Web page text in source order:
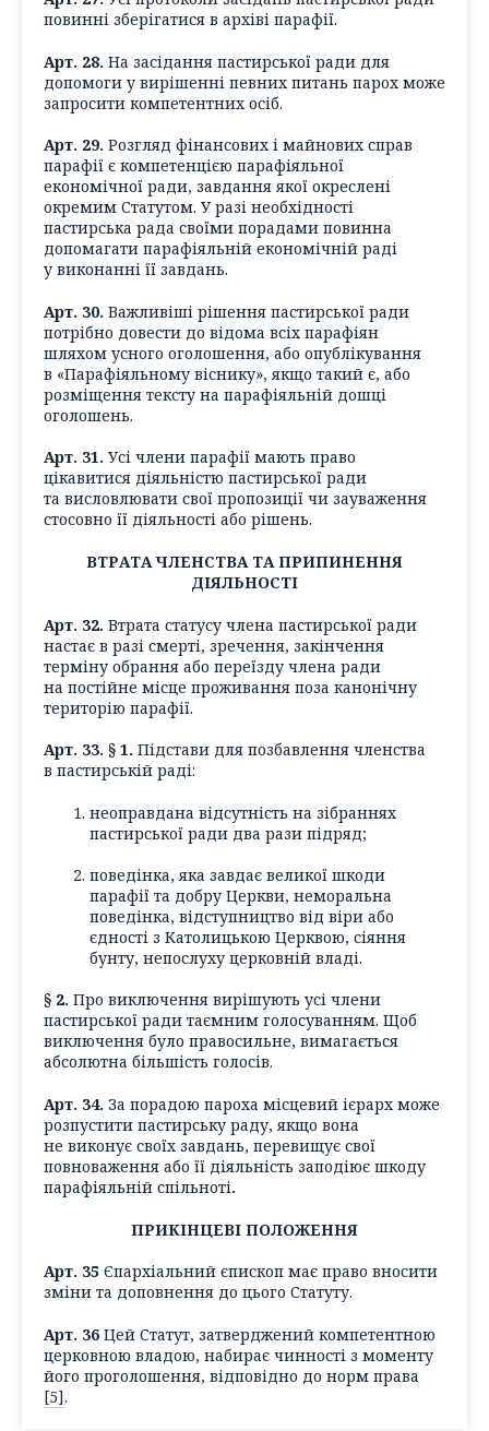
повинні зберігатися в архіві парафії.
Арт. 28. На засідання пастирської ради для
допомоги у вирішенні певних питань парох може
запросити компетентних осіб.
Арт. 29. Розгляд фінансових і майнових справ
парафії є компетенцією парафіяльної
економічної ради, завдання якої окреслені
окремим Статутом. У разі необхідності
пастирська рада своїми порадами повинна
допомагати парафіяльній економічній раді
у виконанні її завдань.
Арт. 30. Важливіші рішення пастирської ради
потрібно довести до відома всіх парафіян
шляхом усного оголошення, або опублікування
в «Парафіяльному віснику», якщо такий є, або
розміщення тексту на парафіяльній дошці
оголошень.
Арт. 31. Усі члени парафії мають право
цікавитися діяльністю пастирської ради
та висловлювати свої пропозиції чи зауваження
стосовно її діяльності або рішень.
ВТРАТА ЧЛЕНСТВА ТА ПРИПИНЕННЯ
ДІЯЛЬНОСТІ
Арт. 32. Втрата статусу члена пастирської ради
настає в разі смерті, зречення, закінчення
терміну обрання або переїзду члена ради
на постійне місце проживання поза канонічну
територію парафії.
Арт. 33. § 1. Підстави для позбавлення членства
в пастирській раді:
неоправдана відсутність на зібраннях
пастирської ради два рази підряд;
поведінка, яка завдає великої шкоди
парафії та добру Церкви, неморальна
поведінка, відступництво від віри або
єдності з Католицькою Церквою, сіяння
бунту, непослуху церковній владі.
§ 2. Про виключення вирішують усі члени
пастирської ради таємним голосуванням. Щоб
виключення було правосильне, вимагається
абсолютна більшість голосів.
Арт. 34. За порадою пароха місцевий ієрарх може
розпустити пастирську раду, якщо вона
не виконує своїх завдань, перевищує свої
повноваження або її діяльність заподіює шкоду
парафіяльній спільноті.
ПРИКІНЦЕВІ ПОЛОЖЕННЯ
Арт. 35 Єпархіальний єпископ має право вносити
зміни та доповнення до цього Статуту.
Арт. 36 Цей Статут, затверджений компетентною
церковною владою, набирає чинності з моменту
його проголошення, відповідно до норм права
[5].